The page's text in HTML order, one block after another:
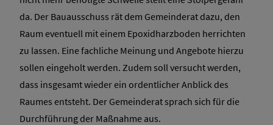
da. Der Bauausschuss rät dem Gemeinderat dazu, den
Raum eventuell mit einem Epoxidharzboden herrichten
zu lassen. Eine fachliche Meinung und Angebote hierzu
sollen eingeholt werden. Zudem soll versucht werden,
dass insgesamt wieder ein ordentlicher Anblick des
Raumes entsteht. Der Gemeinderat sprach sich für die
Durchführung der Maßnahme aus.